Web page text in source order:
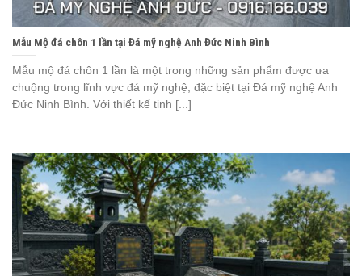
Mẫu Mộ đá chôn 1 lần tại Đá mỹ nghệ Anh Đức Ninh Bình
Mẫu mộ đá chôn 1 lần là một trong những sản phẩm được ưa
chuộng trong lĩnh vực đá mỹ nghệ, đặc biệt tại Đá mỹ nghệ Anh
Đức Ninh Bình. Với thiết kế tinh [...]